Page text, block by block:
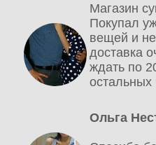
Магазин
Покупал
вещей и
доставка
ждать по
остальных
Ольга